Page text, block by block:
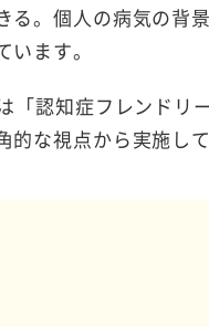
。個人の病気の背
ます。
「認知症フレンドリ
な視点から実施して